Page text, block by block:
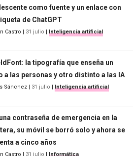
como fuente y un enlace con
de ChatGPT
Castro | 31 julio | Inteligencia artificial
la tipografía que enseña un
a las personas y otro distinto a las IA
Sánchez | 31 julio | Inteligencia artificial
contraseña de emergencia en la
su móvil se borró solo y ahora se
a cinco años
Castro | 31 julio | Informática